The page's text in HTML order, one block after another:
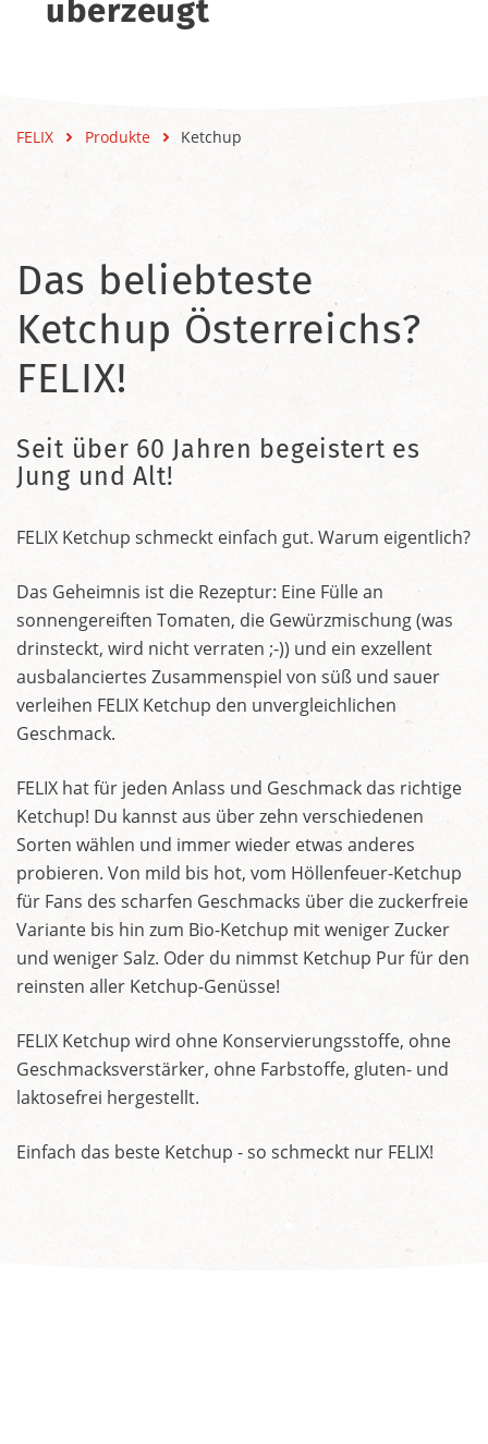
überzeugt
FELIX Produkte Ketchup
Das beliebteste
Ketchup Österreichs?
FELIX!
Seit über 60 Jahren begeistert es
Jung und Alt!
FELIX Ketchup schmeckt einfach gut. Warum eigentlich?
Das Geheimnis ist die Rezeptur: Eine Fülle an
sonnengereiften Tomaten, die Gewürzmischung (was
drinsteckt, wird nicht verraten ;-)) und ein exzellent
ausbalanciertes Zusammenspiel von süß und sauer
verleihen FELIX Ketchup den unvergleichlichen
Geschmack.
FELIX hat für jeden Anlass und Geschmack das richtige
Ketchup! Du kannst aus über zehn verschiedenen
Sorten wählen und immer wieder etwas anderes
probieren. Von mild bis hot, vom Höllenfeuer-Ketchup
für Fans des scharfen Geschmacks über die zuckerfreie
Variante bis hin zum Bio-Ketchup mit weniger Zucker
und weniger Salz. Oder du nimmst Ketchup Pur für den
reinsten aller Ketchup-Genüsse!
FELIX Ketchup wird ohne Konservierungsstoffe, ohne
Geschmacksverstärker, ohne Farbstoffe, gluten- und
laktosefrei hergestellt.
Einfach das beste Ketchup - so schmeckt nur FELIX!